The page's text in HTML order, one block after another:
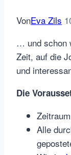
VonEva Zils
… und schon
Zeit, auf die
und
Die
Alle